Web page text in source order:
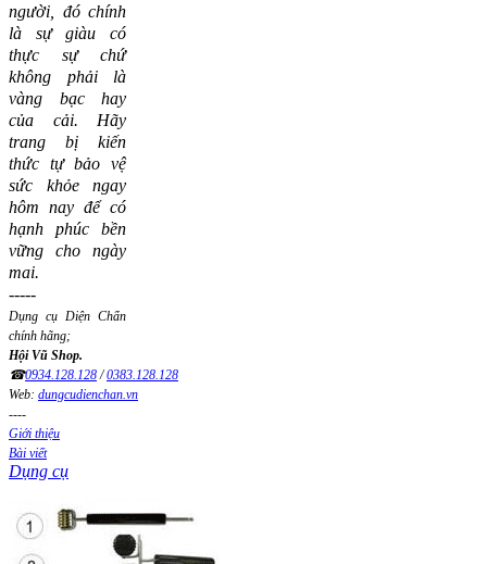
người, đó chính
là sự giàu có
thực sự chứ
không phải là
vàng bạc hay
của cải. Hãy
trang bị kiến
thức tự bảo vệ
sức khỏe ngay
hôm nay để có
hạnh phúc bền
vững cho ngày
mai.
-----
Dụng cụ Diện Chẩn
chính hãng;
Hội Vũ Shop.
☎0934.128.128/0383.128.128
Web: dungcudienchan.vn
----
Giới thiệu
Bài viết
Dụng cụ